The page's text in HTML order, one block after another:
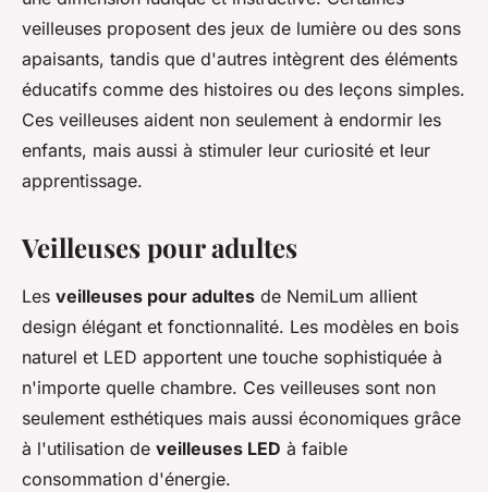
veilleuses proposent des jeux de lumière ou des sons
apaisants, tandis que d'autres intègrent des éléments
éducatifs comme des histoires ou des leçons simples.
Ces veilleuses aident non seulement à endormir les
enfants, mais aussi à stimuler leur curiosité et leur
apprentissage.
Veilleuses pour adultes
Les veilleuses pour adultes de NemiLum allient
design élégant et fonctionnalité. Les modèles en bois
naturel et LED apportent une touche sophistiquée à
n'importe quelle chambre. Ces veilleuses sont non
seulement esthétiques mais aussi économiques grâce
à l'utilisation de veilleuses LED à faible
consommation d'énergie.